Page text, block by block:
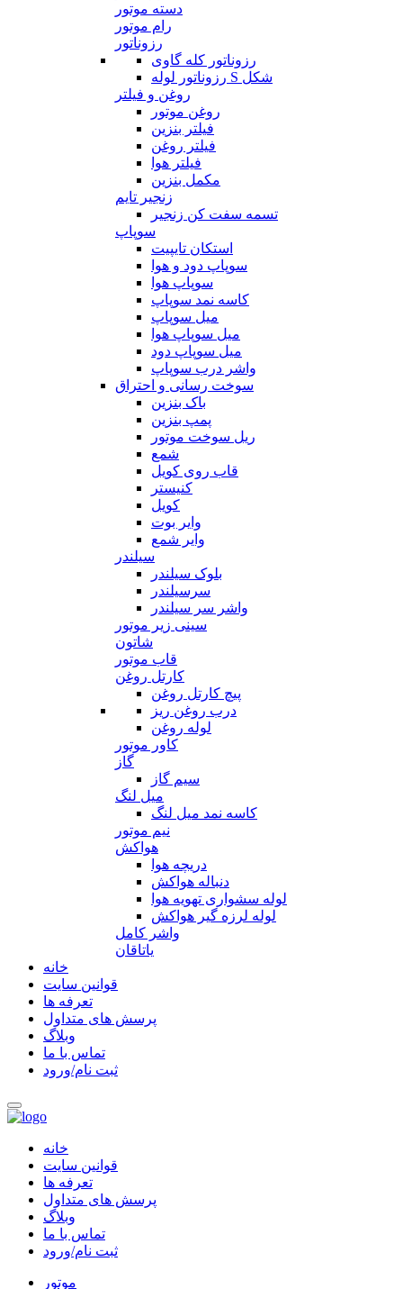
دسته موتور
رام موتور
رزوناتور
رزوناتور کله گاوی
رزوناتور لوله S شکل
روغن و فیلتر
روغن موتور
فیلتر بنزین
فیلتر روغن
فیلتر هوا
مکمل بنزین
زنجیر تایم
تسمه سفت کن زنجیر
سوپاپ
استکان تایپیت
سوپاپ دود و هوا
سوپاپ هوا
کاسه نمد سوپاپ
میل سوپاپ
میل سوپاپ هوا
میل سوپاپ دود
واشر درب سوپاپ
سوخت رسانی و احتراق
باک بنزین
پمپ بنزین
ریل سوخت موتور
شمع
قاب روی کویل
کنیستر
کویل
وایر بوت
وایر شمع
سیلندر
بلوک سیلندر
سرسیلندر
واشر سر سیلندر
سینی زیر موتور
شاتون
قاب موتور
کارتل روغن
پیچ کارتل روغن
درب روغن ریز
لوله روغن
کاور موتور
گاز
سیم گاز
میل لنگ
کاسه نمد میل لنگ
نیم موتور
هواکش
دریچه هوا
دنباله هواکش
لوله سشواری تهویه هوا
لوله لرزه گیر هواکش
واشر کامل
یاتاقان
خانه
قوانین سایت
تعرفه ها
پرسش های متداول
وبلاگ
تماس با ما
ثبت نام/ورود
خانه
قوانین سایت
تعرفه ها
پرسش های متداول
وبلاگ
تماس با ما
ثبت نام/ورود
موتور